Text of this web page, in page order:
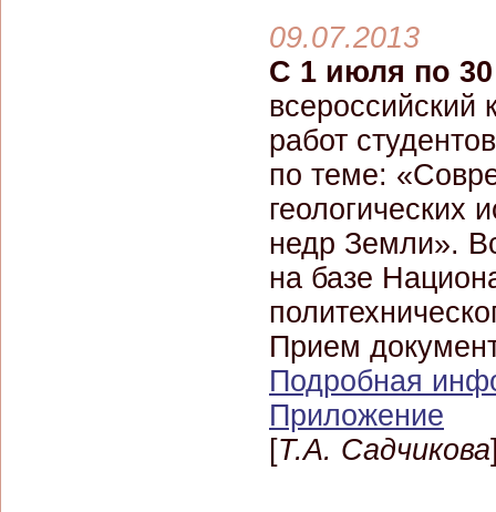
09.07.2013
C 1 июля по 30
всероссийский
работ
по теме:
геологических
недр Земли».
на базе
Прием
Подробная
Приложение
[Т.А. Садчикова